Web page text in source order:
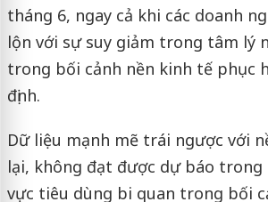
tháng 6, ngay cả khi các doanh
lộn với sự suy giảm trong tâm lý
trong bối cảnh nền kinh tế phục
định.
Dữ liệu mạnh mẽ trái ngược với
lại, không đạt được dự báo
vực tiêu dùng bi quan trong bối